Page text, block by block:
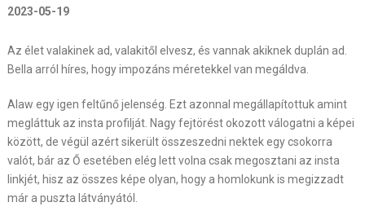
2023-05-19
Az élet valakinek ad, valakitől elvesz, és vannak akiknek duplán ad.
Bella arról híres, hogy impozáns méretekkel van megáldva.
Alaw egy igen feltűnő jelenség. Ezt azonnal megállapítottuk amint
megláttuk az insta profilját. Nagy fejtörést okozott válogatni a képei
között, de végül azért sikerült összeszedni nektek egy csokorra
valót, bár az Ő esetében elég lett volna csak megosztani az insta
linkjét, hisz az összes képe olyan, hogy a homlokunk is megizzadt
már a puszta látványától.